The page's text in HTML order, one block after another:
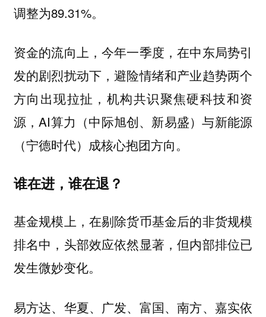
调整为89.31%。
资金的流向上，今年一季度，在中东局势引
发的剧烈扰动下，避险情绪和产业趋势两个
方向出现拉扯，机构共识聚焦硬科技和资
源，AI算力（中际旭创、新易盛）与新能源
（宁德时代）成核心抱团方向。
谁在进，谁在退？
基金规模上，在剔除货币基金后的非货规模
排名中，头部效应依然显著，但内部排位已
发生微妙变化。
易方达、华夏、广发、富国、南方、嘉实依